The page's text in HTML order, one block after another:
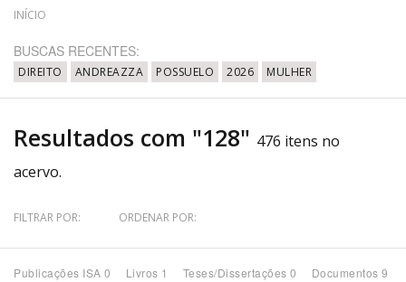
Data do Documento
Até
INÍCIO
BUSCAS RECENTES:
DIREITO ANDREAZZA POSSUELO 2026 MULHER
Resultados com "128" 476 itens no
acervo.
FILTRAR POR: ORDENAR POR:
Publicações ISA 0 Livros 1 Teses/Dissertações 0 Documentos 9